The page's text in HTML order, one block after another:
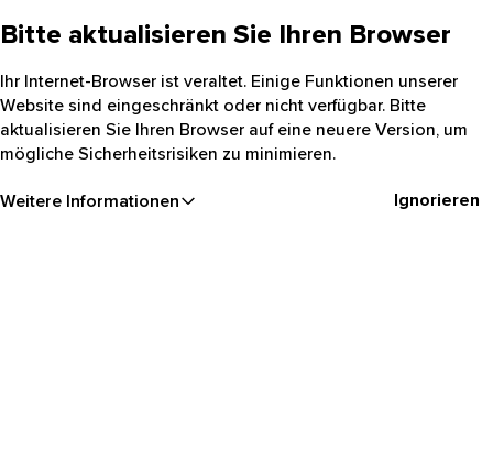
Bitte aktualisieren Sie Ihren Browser
Ihr Internet-Browser ist veraltet. Einige Funktionen unserer
Website sind eingeschränkt oder nicht verfügbar. Bitte
aktualisieren Sie Ihren Browser auf eine neuere Version, um
mögliche Sicherheitsrisiken zu minimieren.
Weitere Informationen Ignorieren